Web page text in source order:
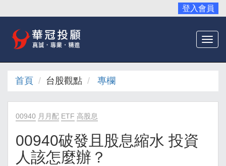
登入會員
首頁 台股觀點 專欄
00940 月月配 ETF 高股息
00940破發且股息縮水 投資
人該怎麼辦？